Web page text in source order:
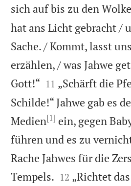
sich auf bis zu den
hat ans Licht gebracht /
Sache. / Kommt, lasst
erzählen, / was Jahwe
Gott!“ 

11 „Schärft die
Schilde!“ Jahwe gab es
Medien[1] ein, gegen
führen und es zu
Rache Jahwes für die
Tempels. 

12 „Richtet